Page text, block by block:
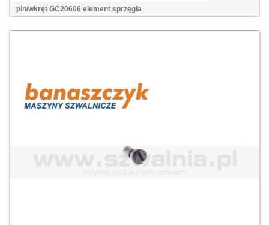
pin/wkręt GC20606 element sprzęgła